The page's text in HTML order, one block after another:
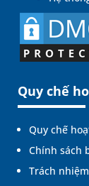
Quy chế
Quy chế
Chính sách
Trách